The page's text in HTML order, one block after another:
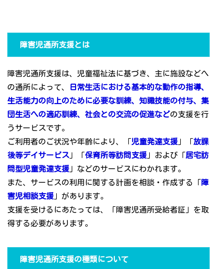
障害児通所支援とは
障害児通所支援は、児童福祉法に基づき、主に施設などへ
の通所によって、
日常生活における基本的な動作の指導、
生活能力の向上のために必要な訓練、知識技能の付与、集
団生活への適応訓練、社会との交流の促進などの支援を行
うサービスです。
ご利用者のご状況や年齢により、「児童発達支援 」「放課
後等デイサービス 」「保育所等訪問支援 」および「居宅訪
問型児童発達支援 」などのサービスにわかれます。
また、サービスの利用に関する計画を相談・作成する「障
害児相談支援 」があります。
支援を受けるにあたっては、「障害児通所受給者証」を取
得する必要があります。
障害児通所支援の種類について